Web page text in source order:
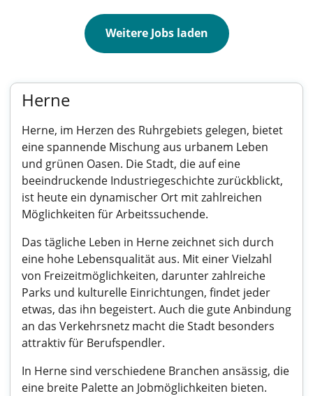
Weitere Jobs laden
Herne
Herne, im Herzen des Ruhrgebiets gelegen, bietet
eine spannende Mischung aus urbanem Leben
und grünen Oasen. Die Stadt, die auf eine
beeindruckende Industriegeschichte zurückblickt,
ist heute ein dynamischer Ort mit zahlreichen
Möglichkeiten für Arbeitssuchende.
Das tägliche Leben in Herne zeichnet sich durch
eine hohe Lebensqualität aus. Mit einer Vielzahl
von Freizeitmöglichkeiten, darunter zahlreiche
Parks und kulturelle Einrichtungen, findet jeder
etwas, das ihn begeistert. Auch die gute Anbindung
an das Verkehrsnetz macht die Stadt besonders
attraktiv für Berufspendler.
In Herne sind verschiedene Branchen ansässig, die
eine breite Palette an Jobmöglichkeiten bieten.